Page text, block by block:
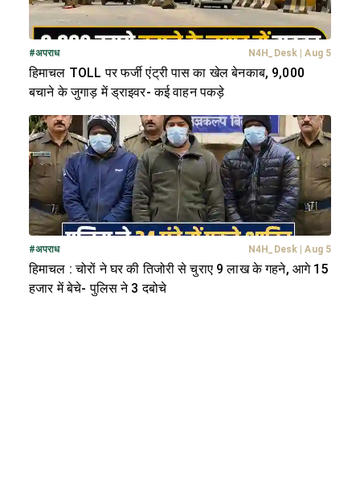
#अपराध N4H_Desk Aug 5
हिमाचल TOLL पर फर्जी एंट्री पास का खेल बेनकाब, 9,000
बचाने के जुगाड़ में ड्राइवर- कई वाहन पकड़े
#अपराध N4H_Desk Aug 5
हिमाचल : चोरों ने घर की तिजोरी से चुराए 9 लाख के गहने, आगे 15
हजार में बेचे- पुलिस ने 3 दबोचे